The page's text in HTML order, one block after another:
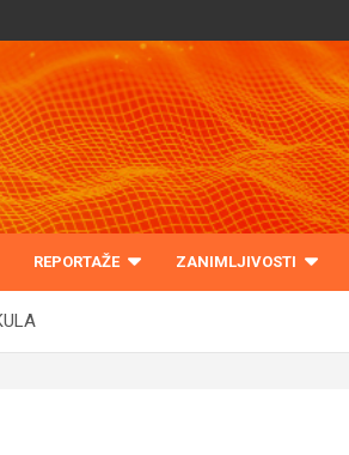
REPORTAŽE ZANIMLJIVOSTI